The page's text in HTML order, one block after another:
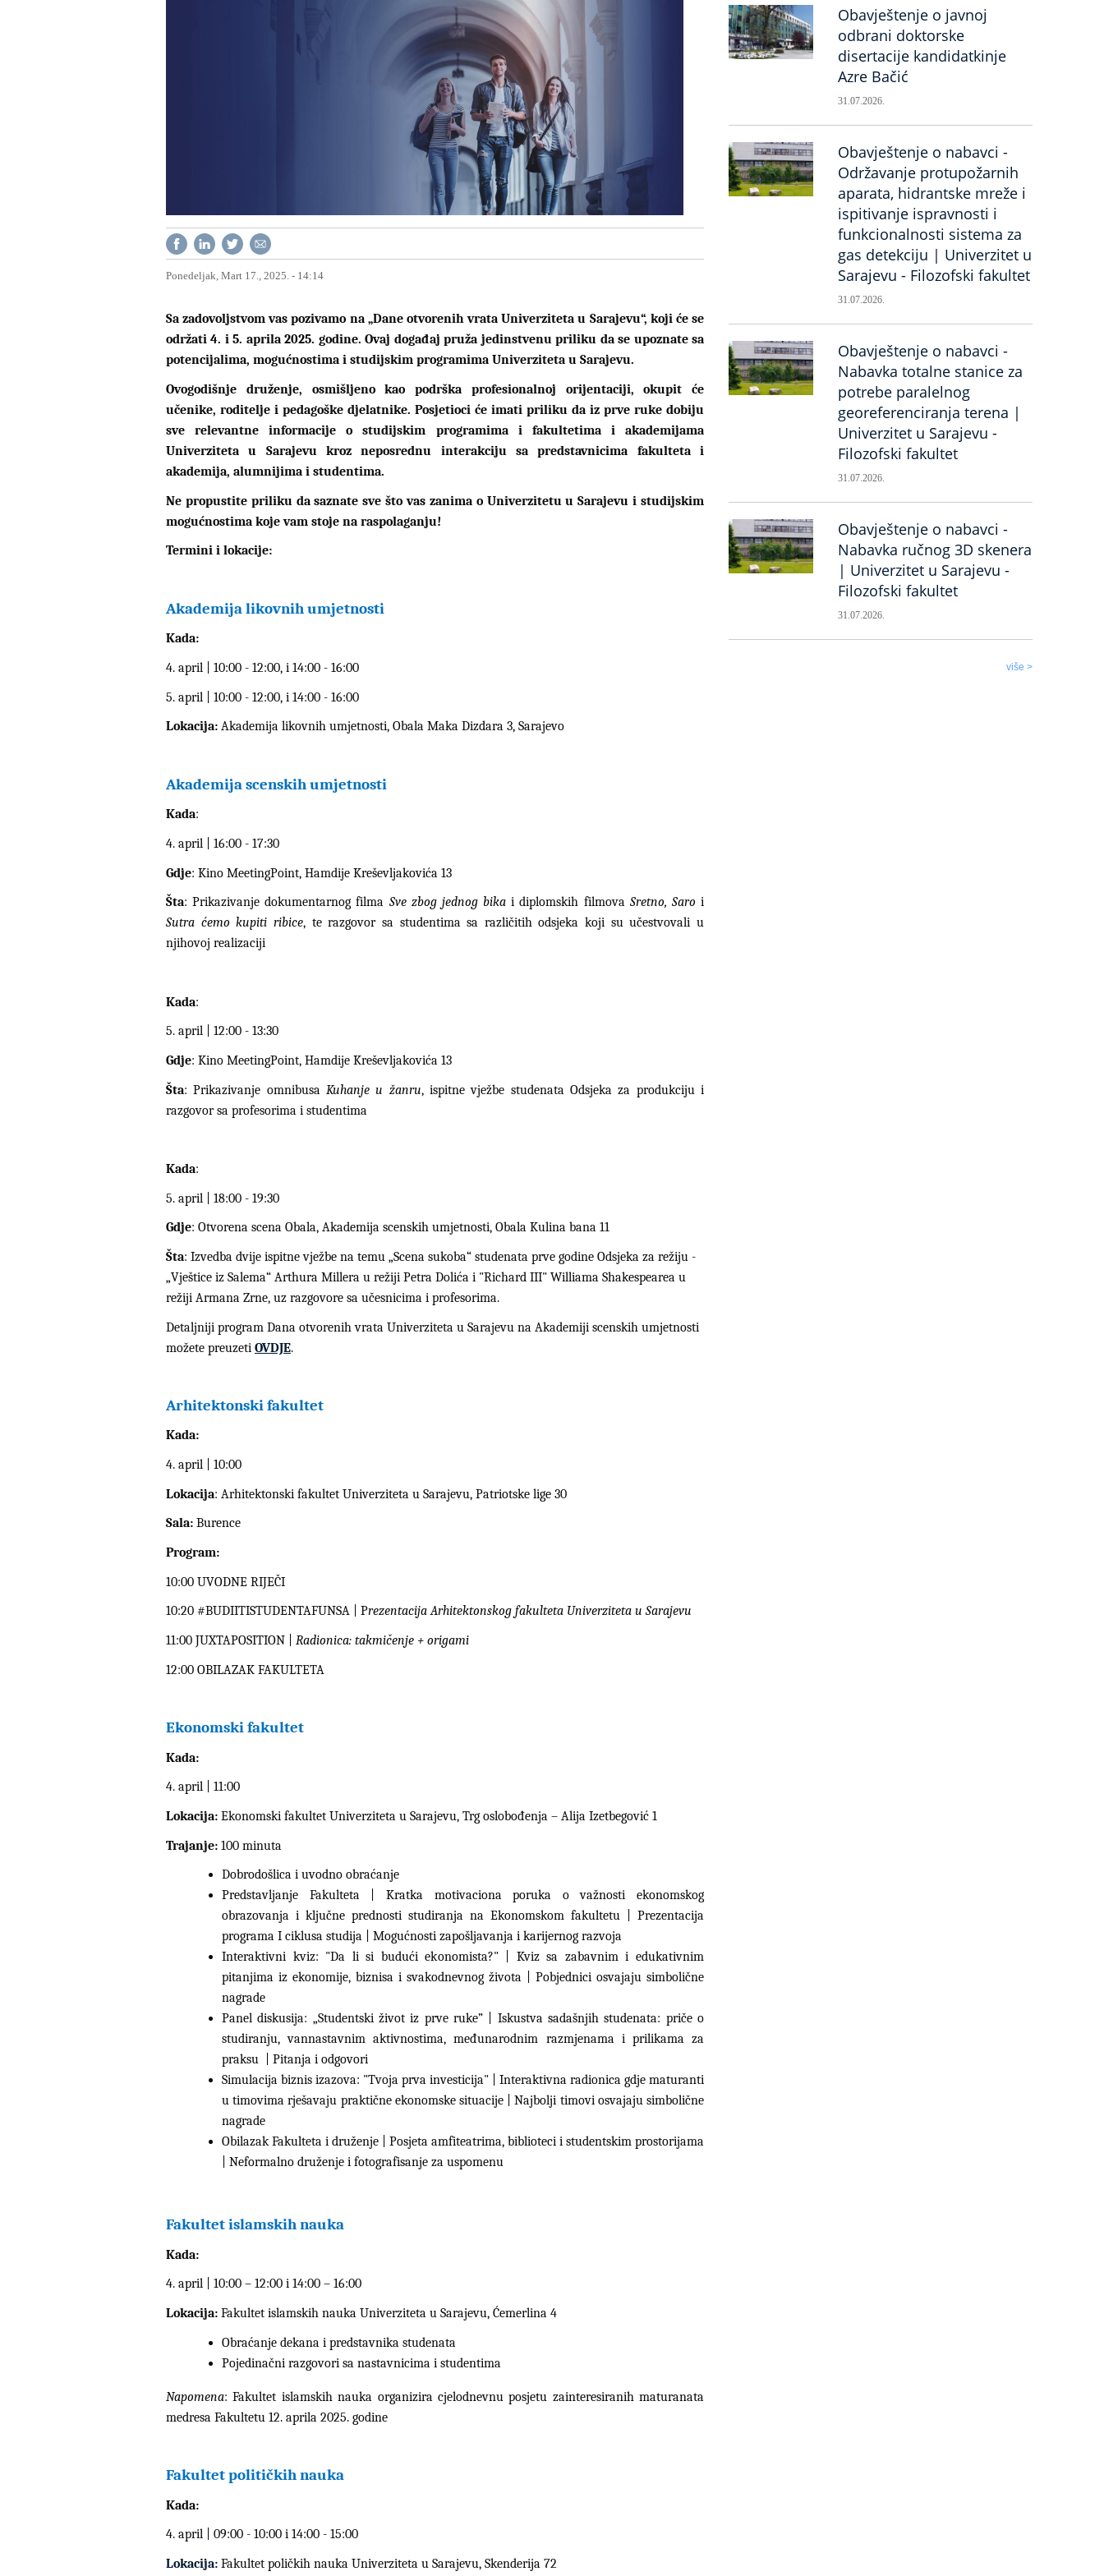
Ponedeljak, Mart 17., 2025. - 14:14
Sa zadovoljstvom vas pozivamo na „Dane otvorenih vrata Univerziteta u Sarajevu“, koji će se
održati 4. i 5. aprila 2025. godine. Ovaj događaj pruža jedinstvenu priliku da se upoznate sa
potencijalima, mogućnostima i studijskim programima Univerziteta u Sarajevu.
Ovogodišnje druženje, osmišljeno kao podrška profesionalnoj orijentaciji, okupit će
učenike, roditelje i pedagoške djelatnike. Posjetioci će imati priliku da iz prve ruke dobiju
sve relevantne informacije o studijskim programima i fakultetima i akademijama
Univerziteta u Sarajevu kroz neposrednu interakciju sa predstavnicima fakulteta i
akademija, alumnijima i studentima.
Ne propustite priliku da saznate sve što vas zanima o Univerzitetu u Sarajevu i studijskim
mogućnostima koje vam stoje na raspolaganju!
Termini i lokacije:
Akademija likovnih umjetnosti
Kada:
4. april | 10:00 - 12:00, i 14:00 - 16:00
5. april | 10:00 - 12:00, i 14:00 - 16:00
Lokacija: Akademija likovnih umjetnosti, Obala Maka Dizdara 3, Sarajevo
Akademija scenskih umjetnosti
Kada:
4. april | 16:00 - 17:30
Gdje: Kino MeetingPoint, Hamdije Kreševljakovića 13
Šta: Prikazivanje dokumentarnog filma Sve zbog jednog bika i diplomskih filmova Sretno, Saro i
Sutra ćemo kupiti ribice, te razgovor sa studentima sa različitih odsjeka koji su učestvovali u
njihovoj realizaciji
Kada:
5. april | 12:00 - 13:30
Gdje: Kino MeetingPoint, Hamdije Kreševljakovića 13
Šta: Prikazivanje omnibusa Kuhanje u žanru, ispitne vježbe studenata Odsjeka za produkciju i
razgovor sa profesorima i studentima
Kada:
5. april | 18:00 - 19:30
Gdje: Otvorena scena Obala, Akademija scenskih umjetnosti, Obala Kulina bana 11
Šta: Izvedba dvije ispitne vježbe na temu „Scena sukoba“ studenata prve godine Odsjeka za režiju -
„Vještice iz Salema“ Arthura Millera u režiji Petra Dolića i "Richard III" Williama Shakespearea u
režiji Armana Zrne, uz razgovore sa učesnicima i profesorima.
Detaljniji program Dana otvorenih vrata Univerziteta u Sarajevu na Akademiji scenskih umjetnosti
možete preuzeti OVDJE.
Arhitektonski fakultet
Kada:
4. april | 10:00
Lokacija: Arhitektonski fakultet Univerziteta u Sarajevu, Patriotske lige 30
Sala: Burence
Program:
10:00 UVODNE RIJEČI
10:20 #BUDIITISTUDENTAFUNSA | Prezentacija Arhitektonskog fakulteta Univerziteta u Sarajevu
11:00 JUXTAPOSITION | Radionica: takmičenje + origami
12:00 OBILAZAK FAKULTETA
Ekonomski fakultet
Kada:
4. april | 11:00
Lokacija: Ekonomski fakultet Univerziteta u Sarajevu, Trg oslobođenja – Alija Izetbegović 1
Trajanje: 100 minuta
Dobrodošlica i uvodno obraćanje
Predstavljanje Fakulteta | Kratka motivaciona poruka o važnosti ekonomskog
obrazovanja i ključne prednosti studiranja na Ekonomskom fakultetu | Prezentacija
programa I ciklusa studija | Mogućnosti zapošljavanja i karijernog razvoja
Interaktivni kviz: "Da li si budući ekonomista?" | Kviz sa zabavnim i edukativnim
pitanjima iz ekonomije, biznisa i svakodnevnog života | Pobjednici osvajaju simbolične
nagrade
Panel diskusija: „Studentski život iz prve ruke” | Iskustva sadašnjih studenata: priče o
studiranju, vannastavnim aktivnostima, međunarodnim razmjenama i prilikama za
praksu | Pitanja i odgovori
Simulacija biznis izazova: "Tvoja prva investicija" | Interaktivna radionica gdje maturanti
u timovima rješavaju praktične ekonomske situacije | Najbolji timovi osvajaju simbolične
nagrade
Obilazak Fakulteta i druženje | Posjeta amfiteatrima, biblioteci i studentskim prostorijama
| Neformalno druženje i fotografisanje za uspomenu
Fakultet islamskih nauka
Kada:
4. april | 10:00 – 12:00 i 14:00 – 16:00
Lokacija: Fakultet islamskih nauka Univerziteta u Sarajevu, Ćemerlina 4
Obraćanje dekana i predstavnika studenata
Pojedinačni razgovori sa nastavnicima i studentima
Napomena: Fakultet islamskih nauka organizira cjelodnevnu posjetu zainteresiranih maturanata
medresa Fakultetu 12. aprila 2025. godine
Fakultet političkih nauka
Kada:
4. april | 09:00 - 10:00 i 14:00 - 15:00
Lokacija: Fakultet poličkih nauka Univerziteta u Sarajevu, Skenderija 72
Obavještenje o javnoj
odbrani doktorske
disertacije kandidatkinje
Azre Bačić
31.07.2026.
Obavještenje o nabavci -
Održavanje protupožarnih
aparata, hidrantske mreže i
ispitivanje ispravnosti i
funkcionalnosti sistema za
gas detekciju | Univerzitet u
Sarajevu - Filozofski fakultet
31.07.2026.
Obavještenje o nabavci -
Nabavka totalne stanice za
potrebe paralelnog
georeferenciranja terena |
Univerzitet u Sarajevu -
Filozofski fakultet
31.07.2026.
Obavještenje o nabavci -
Nabavka ručnog 3D skenera
| Univerzitet u Sarajevu -
Filozofski fakultet
31.07.2026.
više >